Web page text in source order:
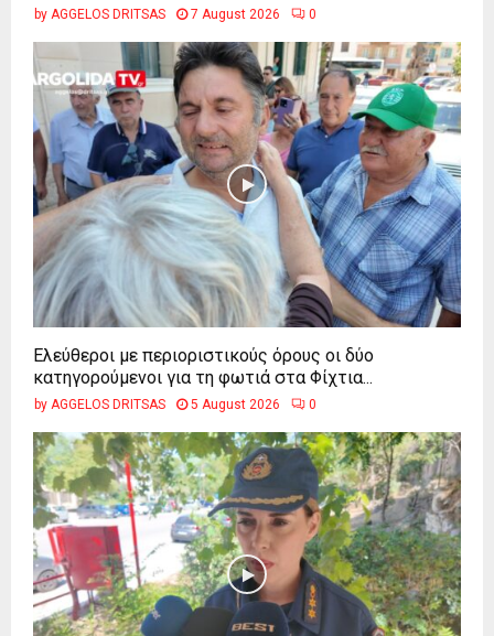
by AGGELOS DRITSAS 7 August 2026 0
Ελεύθεροι με περιοριστικούς όρους οι δύο
κατηγορούμενοι για τη φωτιά στα Φίχτια...
by AGGELOS DRITSAS 5 August 2026 0